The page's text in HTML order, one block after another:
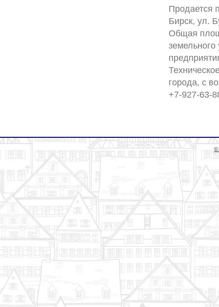
Продается
Бирск, ул.
Общая
земельного
города, с
+7-927-63-
©